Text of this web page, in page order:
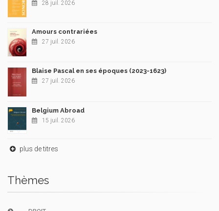
28 juil. 2026
Amours contrariées
27 juil. 2026
Blaise Pascal en ses époques (2023-1623)
27 juil. 2026
Belgium Abroad
15 juil. 2026
plus de titres
Thèmes